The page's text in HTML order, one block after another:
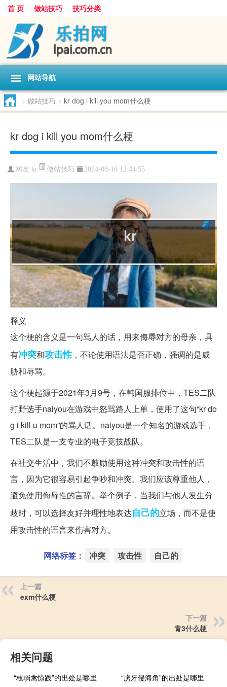
首 页 做站技巧 技巧分类
网站导航
> 做站技巧 > kr dog i kill you mom什么梗
kr dog i kill you mom什么梗
网友: kr 做站技巧 2024-08-16 12:44:55
释义
这个梗的含义是一句骂人的话，用来侮辱对方的母亲，具
有冲突和攻击性 ，不论使用语法是否正确，强调的是威
胁和辱骂。
这个梗起源于2021年3月9号，在韩国服排位中，TES二队
打野选手naiyou在游戏中怒骂路人上单，使用了这句“kr do
g i kill u mom”的骂人话。naiyou是一个知名的游戏选手，
TES二队是一支专业的电子竞技战队。
在社交生活中，我们不鼓励使用这种冲突和攻击性的语
言，因为它很容易引起争吵和冲突。我们应该尊重他人，
避免使用侮辱性的言辞。举个例子，当我们与他人发生分
歧时，可以选择友好并理性地表达自己的立场，而不是使
用攻击性的语言来伤害对方。
网络标签： 冲突 攻击性 自己的
上一篇
exm什么梗
下一篇
青3什么梗
相关问题
“枝弱禽惊践”的出处是哪里
“虏牙侵海角”的出处是哪里